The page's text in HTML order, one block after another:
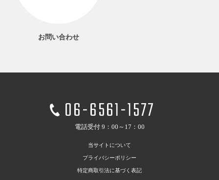
お問い合わせ
06-6561-1577
電話受付 9：00～17：00
当サイトについて
プライバシーポリシー
特定商取引法に基づく表記